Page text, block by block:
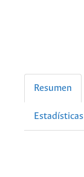
Resumen
Estadísticas